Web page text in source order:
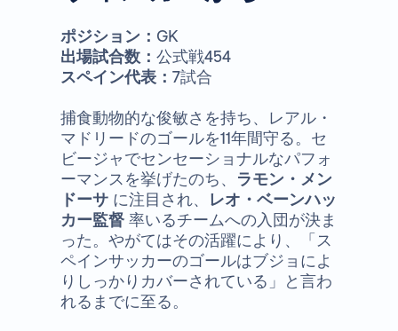
ポジション： GK
出場試合数： 公式戦454
スペイン代表： 7試合
捕食動物的な俊敏さを持ち、レアル・
マドリードのゴールを11年間守る。セ
ビージャでセンセーショナルなパフォ
ーマンスを挙げたのち、 ラモン・メン
ドーサ に注目され、 レオ・ベーンハッ
カー監督 率いるチームへの入団が決ま
った。やがてはその活躍により、「ス
ペインサッカーのゴールはブジョによ
りしっかりカバーされている」と言わ
れるまでに至る。